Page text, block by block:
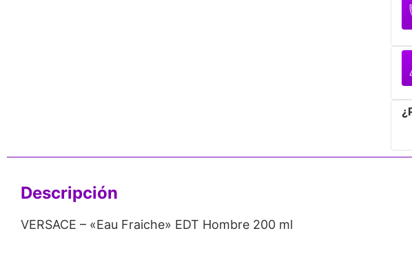
Descripción
VERSACE – «Eau Fraiche» EDT Hombre 200 ml